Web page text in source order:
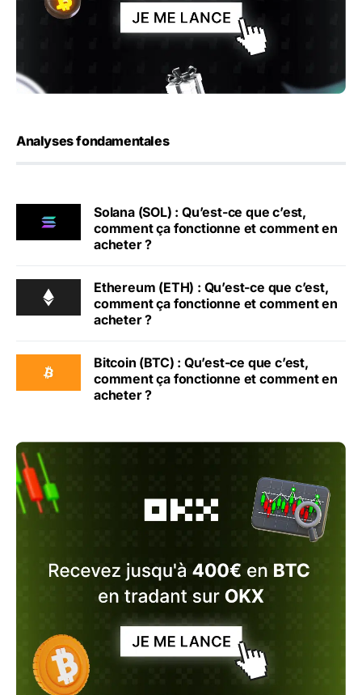
Analyses fondamentales
Solana (SOL) : Qu’est-ce que c’est,
comment ça fonctionne et comment en
acheter ?
Ethereum (ETH) : Qu’est-ce que c’est,
comment ça fonctionne et comment en
acheter ?
Bitcoin (BTC) : Qu’est-ce que c’est,
comment ça fonctionne et comment en
acheter ?